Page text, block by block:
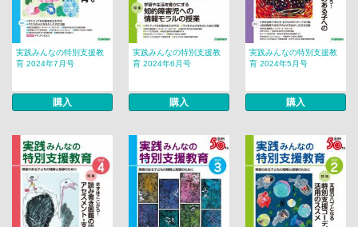
実践みんなの特別支援教
育 2024年7月号
購入
実践みんなの特別支援教
育 2024年6月号
購入
実践みんなの特別支援教
育 2024年5月号
購入